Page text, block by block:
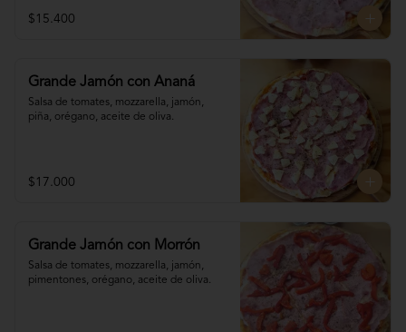
$15.400
Grande Jamón con Ananá
Salsa de tomates, mozzarella, jamón,
piña, orégano, aceite de oliva.
$17.000
Grande Jamón con Morrón
Salsa de tomates, mozzarella, jamón,
pimentones, orégano, aceite de oliva.